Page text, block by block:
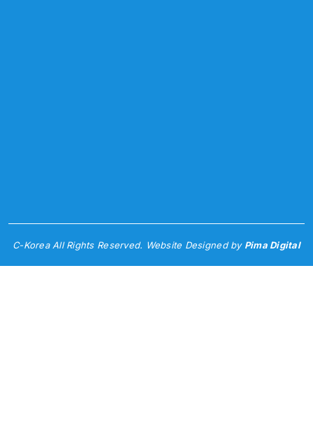
C-Korea All Rights Reserved. Website Designed by Pima Digital